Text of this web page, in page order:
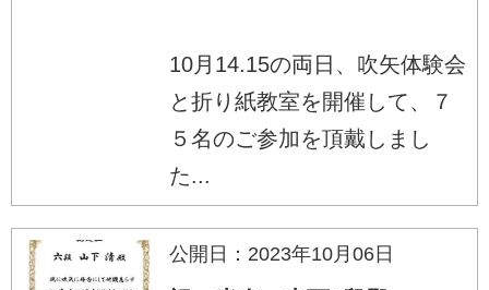
10月14.15の両日、吹矢体験会
と折り紙教室を開催して、７
５名のご参加を頂戴しまし
た...
公開日：2023年10月06日